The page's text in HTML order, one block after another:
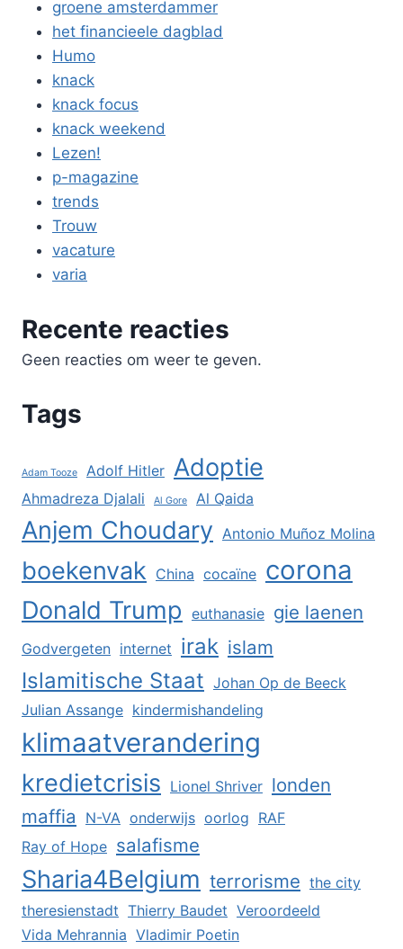
groene amsterdammer
het financieele dagblad
Humo
knack
knack focus
knack weekend
Lezen!
p-magazine
trends
Trouw
vacature
varia
Recente reacties
Geen reacties om weer te geven.
Tags
Adam Tooze Adolf Hitler Adoptie
Ahmadreza Djalali Al Gore Al Qaida
Anjem Choudary Antonio Muñoz Molina
boekenvak China cocaïne corona
Donald Trump euthanasie gie laenen
Godvergeten internet irak islam
Islamitische Staat Johan Op de Beeck
Julian Assange kindermishandeling
klimaatverandering
kredietcrisis Lionel Shriver londen
maffia
N-VA onderwijs oorlog RAF
Ray of Hope salafisme
Sharia4Belgium terrorisme the city
theresienstadt Thierry Baudet Veroordeeld
Vida Mehrannia Vladimir Poetin